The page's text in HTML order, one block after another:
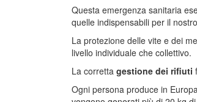
Questa emergenza sanitaria
quelle indispensabili per il
La protezione delle vite e dei
livello individuale che collettivo.
La corretta gestione dei rifiuti
Ogni persona produce in